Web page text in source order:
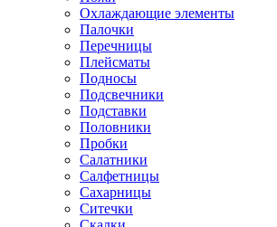
Охлаждающие элементы
Палочки
Перечницы
Плейсматы
Подносы
Подсвечники
Подставки
Половники
Пробки
Салатники
Салфетницы
Сахарницы
Ситечки